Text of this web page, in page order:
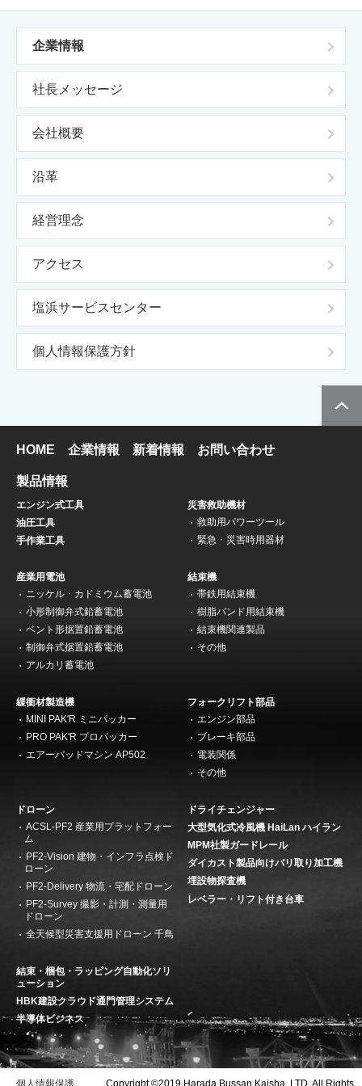
企業情報
社長メッセージ
会社概要
沿革
経営理念
アクセス
塩浜サービスセンター
個人情報保護方針
HOME 企業情報 新着情報 お問い合わせ
製品情報
エンジン式工具
油圧工具
手作業工具
災害救助機材
救助用パワーツール
緊急・災害時用器材
産業用電池
ニッケル・カドミウム蓄電池
小形制御弁式鉛蓄電池
ベント形据置鉛蓄電池
制御弁式据置鉛蓄電池
アルカリ蓄電池
結束機
帯鉄用結束機
樹脂バンド用結束機
結束機関連製品
その他
緩衝材製造機
MINI PAK'R ミニパッカー
PRO PAK'R プロパッカー
エアーパッドマシン AP502
フォークリフト部品
エンジン部品
ブレーキ部品
電装関係
その他
ドローン
ACSL-PF2 産業用プラットフォー
ム
PF2-Vision 建物・インフラ点検ド
ローン
PF2-Delivery 物流・宅配ドローン
PF2-Survey 撮影・計測・測量用
ドローン
全天候型災害支援用ドローン 千鳥
ドライチェンジャー
大型気化式冷風機 HaiLan ハイラン
MPM社製ガードレール
ダイカスト製品向けバリ取り加工機
埋設物探査機
レベラー・リフト付き台車
結束・梱包・ラッピング自動化ソリ
ューション
HBK建設クラウド通門管理システム
半導体ビジネス
個人情報保護 Copyright ©2019 Harada Bussan Kaisha, LTD. All Rights